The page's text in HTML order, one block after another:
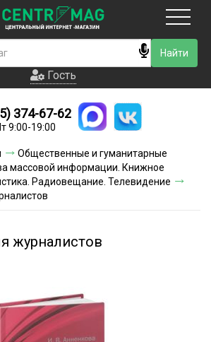
Гость
Новинки
Условия доставки
Условия оплаты
Акции и скидки
Гость
374-67-62
9:00-19:00
Общественные и гуманитарные
массовой информации. Книжное
Радиовещание. Телевидение
журналистов